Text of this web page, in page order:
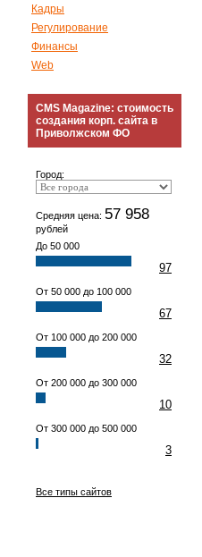
Кадры
Регулирование
Финансы
Web
CMS Magazine: стоимость
создания корп. сайта в
Приволжском ФО
Город:
Средняя цена: 57 958
рублей
До 50 000
97
От 50 000 до 100 000
67
От 100 000 до 200 000
32
От 200 000 до 300 000
10
От 300 000 до 500 000
3
Все типы сайтов